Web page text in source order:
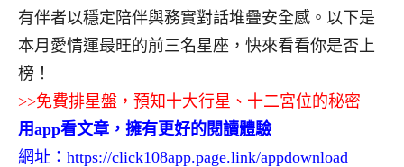
有伴者以穩定陪伴與務實對話堆疊安全感。以下是
本月愛情運最旺的前三名星座，快來看看你是否上
榜！
>>免費排星盤，預知十大行星、十二宮位的秘密
用app看文章，擁有更好的閱讀體驗
網址： https://click108app.page.link/appdownload